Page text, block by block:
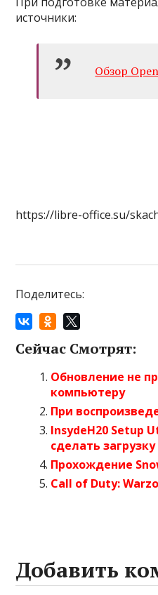
источники:
Обзор
https://libre-office.su/
Поделитесь:
Сейчас Смотрят:
Обновление не
компьютеру
При
InsydeH20 Setup
сделать загрузку
Прохождение
Call of Duty:
Добавить